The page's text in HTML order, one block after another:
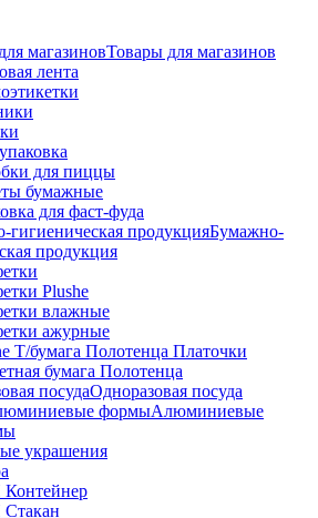
Товары для магазинов
лента
для пиццы
бумажные
для фаст-фуда
Бумажно-
продукция
Plushe
влажные
ажурные
Т/бумага Полотенца Платочки
бумага Полотенца
Одноразовая посуда
Алюминиевые
украшения